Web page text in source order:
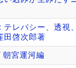
テレパシー、透視
田啓次郎著
朝宮運河編